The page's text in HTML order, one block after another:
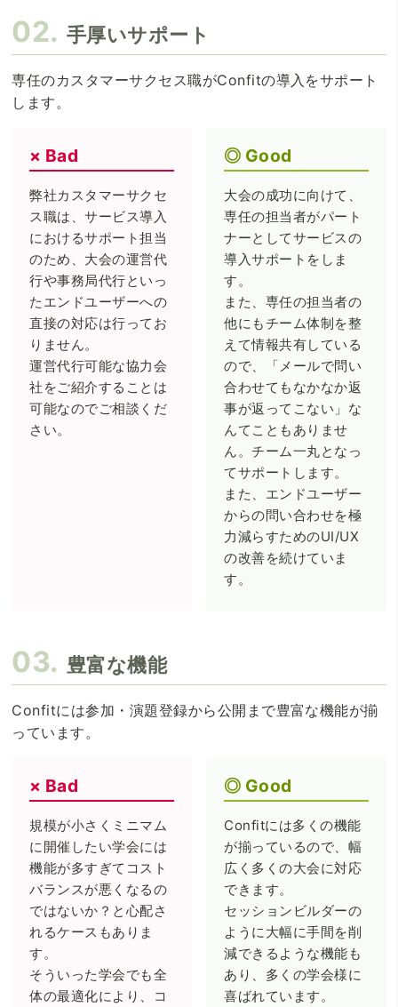
手厚いサポート
専任のカスタマーサクセス職がConfitの導入をサポート
します。
Bad
弊社カスタマーサクセ
ス職は、サービス導入
におけるサポート担当
のため、大会の運営代
行や事務局代行といっ
たエンドユーザーへの
直接の対応は行ってお
りません。
運営代行可能な協力会
社をご紹介することは
可能なのでご相談くだ
さい。
Good
大会の成功に向けて、
専任の担当者がパート
ナーとしてサービスの
導入サポートをしま
す。
また、専任の担当者の
他にもチーム体制を整
えて情報共有している
ので、「メールで問い
合わせてもなかなか返
事が返ってこない」な
んてこともありませ
ん。チーム一丸となっ
てサポートします。
また、エンドユーザー
からの問い合わせを極
力減らすためのUI/UX
の改善を続けていま
す。
豊富な機能
Confitには参加・演題登録から公開まで豊富な機能が揃
っています。
Bad
規模が小さくミニマム
に開催したい学会には
機能が多すぎてコスト
バランスが悪くなるの
ではないか？と心配さ
れるケースもありま
す。
そういった学会でも全
体の最適化により、コ
Good
Confitには多くの機能
が揃っているので、幅
広く多くの大会に対応
できます。
セッションビルダーの
ように大幅に手間を削
減できるような機能も
あり、多くの学会様に
喜ばれています。